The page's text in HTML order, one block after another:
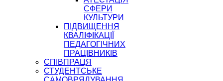
СФЕРИ
КУЛЬТУРИ
ПІДВИЩЕННЯ
КВАЛІФІКАЦІЇ
ПЕДАГОГІЧНИХ
ПРАЦІВНИКІВ
СПІВПРАЦЯ
СТУДЕНТСЬКЕ